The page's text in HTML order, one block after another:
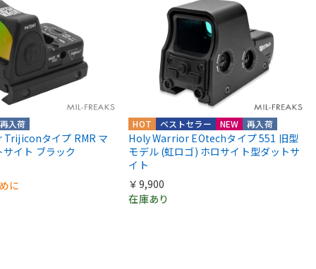
再入荷
タイプ RMR マ
イト ブラック
に
HOT NEW 再入荷
ベストセラー
Holy Warrior EOtechタイプ 551 旧型
モデル (虹ロゴ) ホロサイト型ダットサ
イト
￥9,900
在庫あり